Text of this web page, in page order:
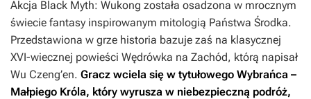
Akcja Black Myth: Wukong została osadzona w mrocznym
świecie fantasy inspirowanym mitologią Państwa Środka.
Przedstawiona w grze historia bazuje zaś na klasycznej
XVI-wiecznej powieści Wędrówka na Zachód, którą napisał
Wu Czeng’en. Gracz wciela się w tytułowego Wybrańca –
Małpiego Króla, który wyrusza w niebezpieczną podróż,